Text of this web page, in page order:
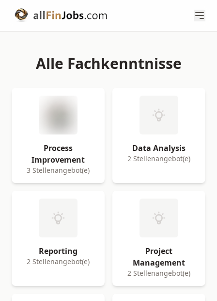
Alle Fachkenntnisse
Process
Improvement
3 Stellenangebot(e)
Data Analysis
2 Stellenangebot(e)
Reporting
2 Stellenangebot(e)
Project
Management
2 Stellenangebot(e)